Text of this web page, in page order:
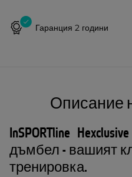
Гаранция 2 години
Описание
InSPORTline
дъмбел - вашият
тренировка.